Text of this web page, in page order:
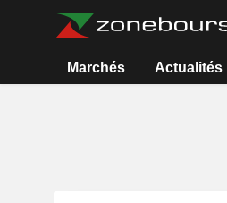
Marchés Actualités